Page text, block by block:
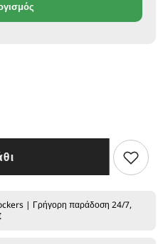
| Γρήγορη παράδοση 24/7,